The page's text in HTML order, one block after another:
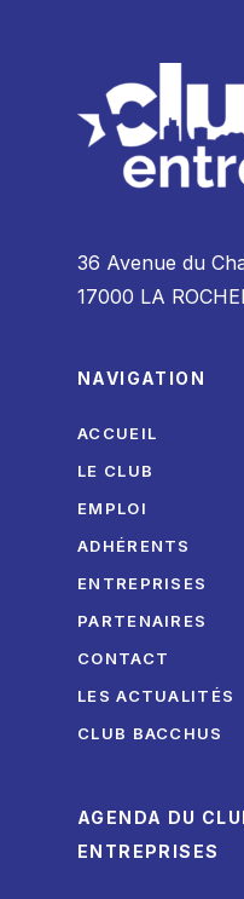
36 Avenue du
17000 LA
NAVIGATION
ACCUEIL
LE CLUB
EMPLOI
ADHÉRENTS
ENTREPRISES
PARTENAIRES
CONTACT
LES ACTUALITÉS
CLUB BACCHUS
AGENDA DU
ENTREPRISES